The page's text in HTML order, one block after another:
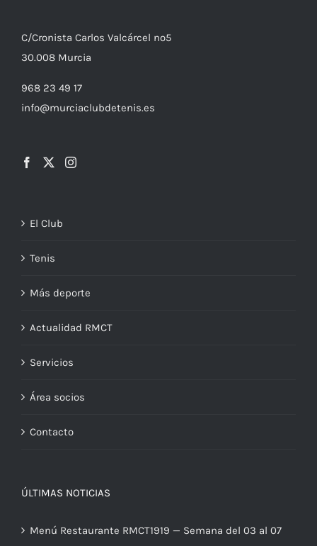
C/Cronista Carlos Valcárcel nº5
30.008 Murcia
968 23 49 17
info@murciaclubdetenis.es
El Club
Tenis
Más deporte
Actualidad RMCT
Servicios
Área socios
Contacto
ÚLTIMAS NOTICIAS
Menú Restaurante RMCT1919 — Semana del 03 al 07